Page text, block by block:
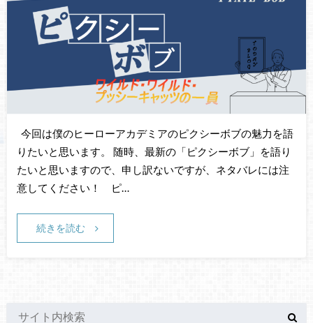
今回は僕のヒーローアカデミアのピクシーボブの魅力を語
りたいと思います。 随時、最新の「ピクシーボブ」を語り
たいと思いますので、申し訳ないですが、ネタバレには注
意してください！ ピ…
続きを読む